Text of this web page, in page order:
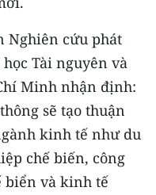
Nghiên cứu phát
Tài nguyên và
Minh nhận định:
sẽ tạo thuận
kinh tế như du
chế biến, công
biển và kinh tế